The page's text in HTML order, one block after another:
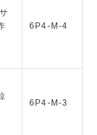
6P4-M-4
6P4-M-3